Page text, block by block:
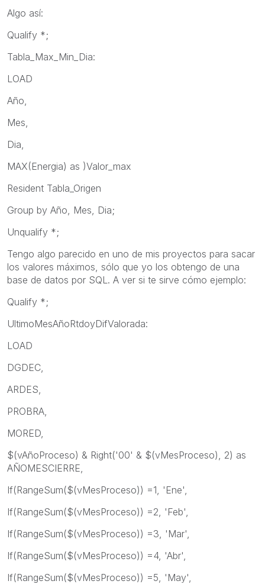
Algo así:
Qualify *;
Tabla_Max_Min_Dia:
LOAD
Año,
Mes,
Dia,
MAX(Energia) as )Valor_max
Resident Tabla_Origen
Group by Año, Mes, Dia;
Unqualify *;
Tengo algo parecido en uno de mis proyectos para sacar
los valores máximos, sólo que yo los obtengo de una
base de datos por SQL. A ver si te sirve cómo ejemplo:
Qualify *;
UltimoMesAñoRtdoyDifValorada:
LOAD
DGDEC,
ARDES,
PROBRA,
MORED,
$(vAñoProceso) & Right('00' & $(vMesProceso), 2) as
AÑOMESCIERRE,
If(RangeSum($(vMesProceso)) =1, 'Ene',
If(RangeSum($(vMesProceso)) =2, 'Feb',
If(RangeSum($(vMesProceso)) =3, 'Mar',
If(RangeSum($(vMesProceso)) =4, 'Abr',
If(RangeSum($(vMesProceso)) =5, 'May',